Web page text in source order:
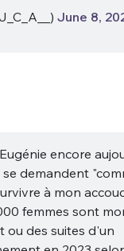
June 8,
encore
se demandent
à mon
femmes sont
ou des suites d'un